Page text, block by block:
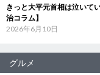
きっと大平元首相は泣いて
治コラム】
2026年6月10日
グルメ